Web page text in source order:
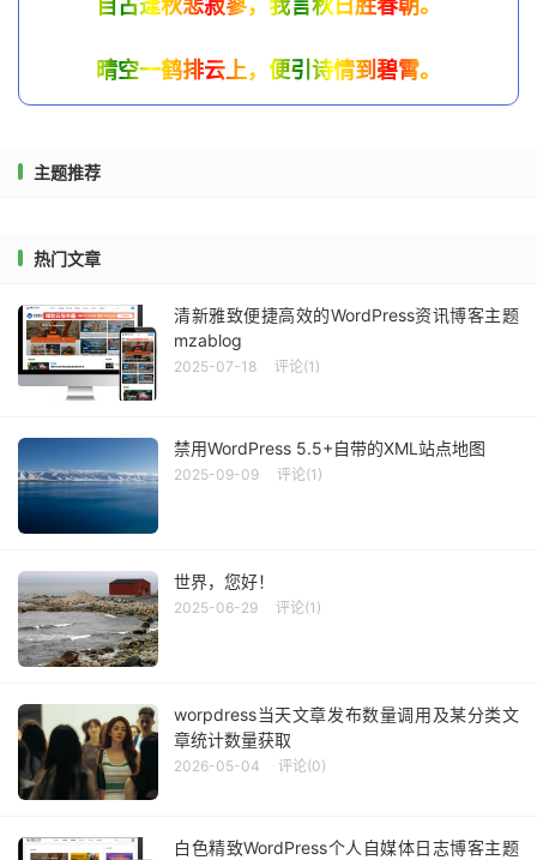
自古逢秋悲寂寥，我言秋日胜春朝。
晴空一鹤排云上，便引诗情到碧霄。
主题推荐
热门文章
清新雅致便捷高效的WordPress资讯博客主题
mzablog
2025-07-18 评论(1)
禁用WordPress 5.5+自带的XML站点地图
2025-09-09 评论(1)
世界，您好！
2025-06-29 评论(1)
worpdress当天文章发布数量调用及某分类文
章统计数量获取
2026-05-04 评论(0)
白色精致WordPress个人自媒体日志博客主题